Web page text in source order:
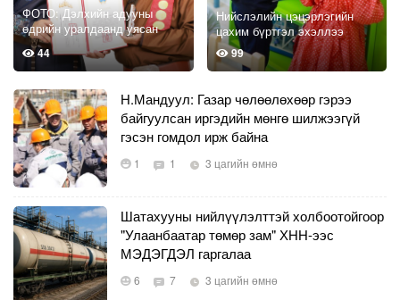
ФОТО: Дэлхийн адууны
өдрийн уралдаанд уясан
хүлэг нь түрүүлж, айрагдсан
уяачдыг шагналаа
44
Нийслэлийн цэцэрлэгийн
цахим бүртгэл эхэллээ
99
Н.Мандуул: Газар чөлөөлөхөөр гэрээ
байгуулсан иргэдийн мөнгө шилжээгүй
гэсэн гомдол ирж байна
1 1 3 цагийн өмнө
Шатахууны нийлүүлэлттэй холбоотойгоор
"Улаанбаатар төмөр зам" ХНН-ээс
МЭДЭГДЭЛ гаргалаа
6 7 3 цагийн өмнө